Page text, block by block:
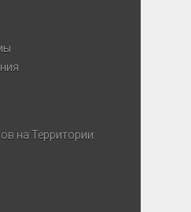
на Территории: